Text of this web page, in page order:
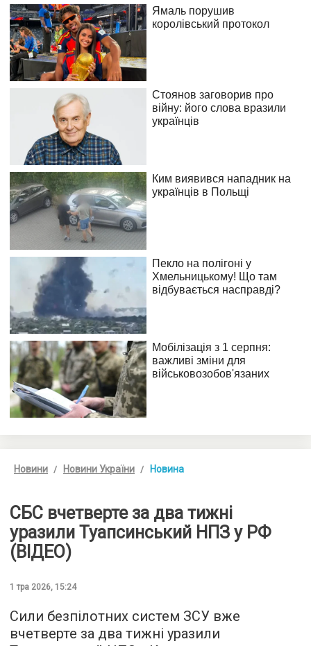
Новини Новини України Новина
СБС вчетверте за два тижні
уразили Туапсинський НПЗ у РФ
(ВІДЕО)
1 тра 2026, 15:24
Сили безпілотних систем ЗСУ вже
вчетверте за два тижні уразили